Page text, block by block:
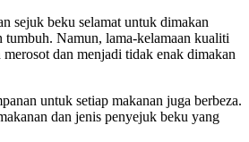
sejuk beku selamat untuk dimakan
tumbuh. Namun, lama-kelamaan kualiti
dan menjadi tidak enak dimakan
untuk setiap makanan juga berbeza.
dan jenis penyejuk beku yang